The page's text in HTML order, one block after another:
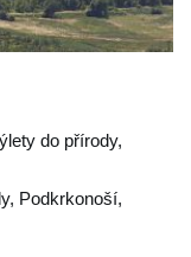
do přírody,
, Podkrkonoší,